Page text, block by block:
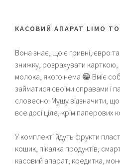
КАСОВИЙ АПАРАТ LIMO
Вона знає, що є гривні, євро
знижку, розрахувати карткою,
молока, якого нема 😁 Вміє
займатися своїми справами і
словесно. Мушу відзначити,
все досі ціле, крім паперових
У комплекті йдуть фрукти
кошик, пікалка продуктів,
касовий апарат, кредитка,